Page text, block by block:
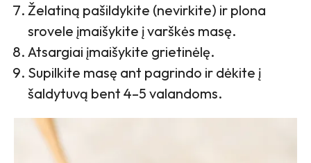
Želatiną pašildykite (nevirkite) ir plona
srovele įmaišykite į varškės masę.
Atsargiai įmaišykite grietinėlę.
Supilkite masę ant pagrindo ir dėkite į
šaldytuvą bent 4–5 valandoms.